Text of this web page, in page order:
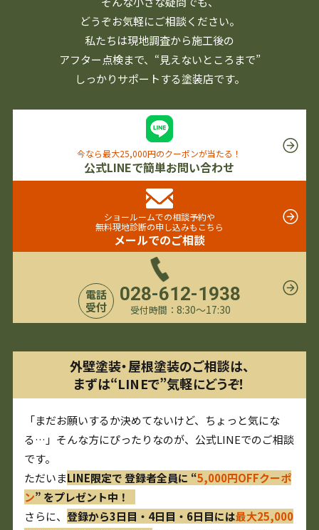
どうぞお気軽にご相談ください。
私たちは現地調査から施工後の
アフター点検まで、 “見えないところまで”
しっかりサポートする塗装店です。
今なら最大25,000円のクーポンが当たる！
公式LINEで簡単お問い合わせ
ショールームでの相談予約や
無料現地診断の申し込みもこちら
メールでのご相談
電話
受付
028-612-1938
受付時間： 8:30〜17:30
外壁塗装・屋根塗装のご相談は、
まずは“LINEで”気軽にどうぞ！
「まだお願いするか決めてないけど、ちょっと気にな
る…」そんな方にぴったりなのが、公式LINEでのご相談
です。
ただいまLINE限定で 登録者全員に “5,000円OFFクーポ
ン” をプレゼント中！
さらに、登録から3日目・4日目・6日目には最大25,000